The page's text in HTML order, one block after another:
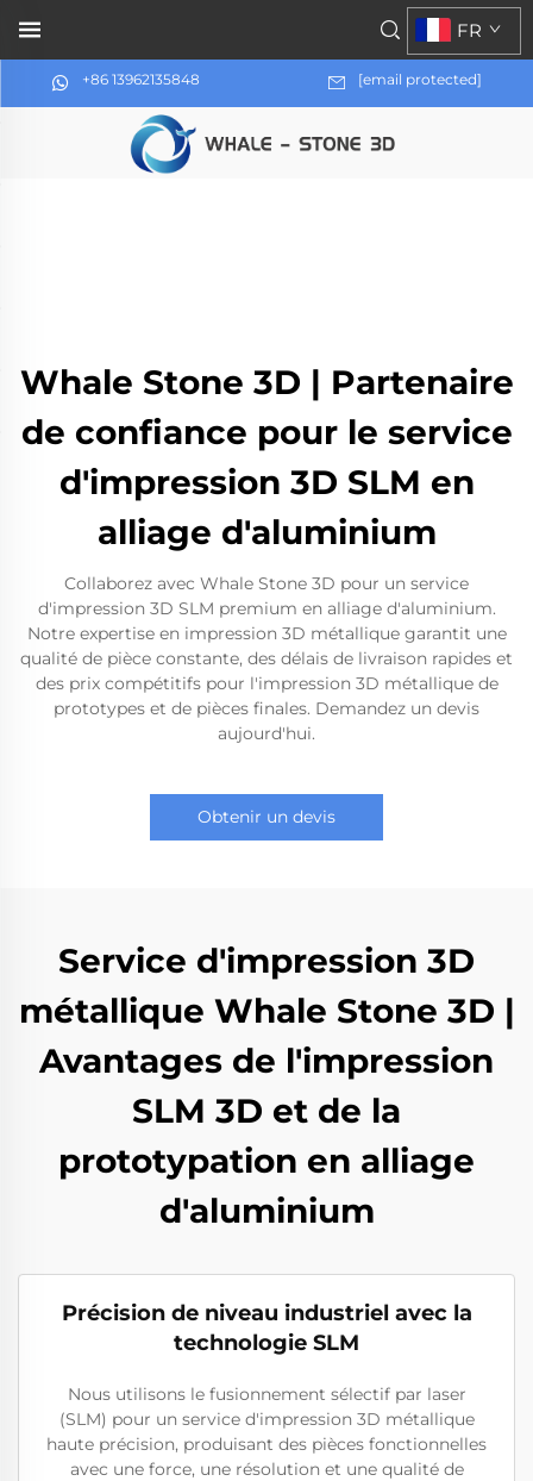
+86 13962135848 [email protected]
FR
Whale Stone 3D | Partenaire
de confiance pour le service
d'impression 3D SLM en
alliage d'aluminium
Collaborez avec Whale Stone 3D pour un service
d'impression 3D SLM premium en alliage d'aluminium.
Notre expertise en impression 3D métallique garantit une
qualité de pièce constante, des délais de livraison rapides et
des prix compétitifs pour l'impression 3D métallique de
prototypes et de pièces finales. Demandez un devis
aujourd'hui.
Obtenir un devis
Service d'impression 3D
métallique Whale Stone 3D |
Avantages de l'impression
SLM 3D et de la
prototypation en alliage
d'aluminium
Précision de niveau industriel avec la
technologie SLM
Nous utilisons le fusionnement sélectif par laser
(SLM) pour un service d'impression 3D métallique
haute précision, produisant des pièces fonctionnelles
avec une force, une résolution et une qualité de